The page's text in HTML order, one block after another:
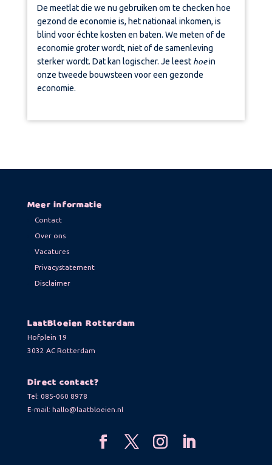
De meetlat die we nu gebruiken om te checken hoe
gezond de economie is, het nationaal inkomen, is
blind voor échte kosten en baten. We meten of de
economie groter wordt, niet of de samenleving
sterker wordt. Dat kan logischer. Je leest hoein
onze tweede bouwsteen voor een gezonde
economie.
Meer informatie
Contact
Over ons
Vacatures
Privacystatement
Disclaimer
LaatBloeien Rotterdam
Hofplein 19
3032 AC Rotterdam
Direct contact?
Tel: 085-060 8978
E-mail: hallo@laatbloeien.nl